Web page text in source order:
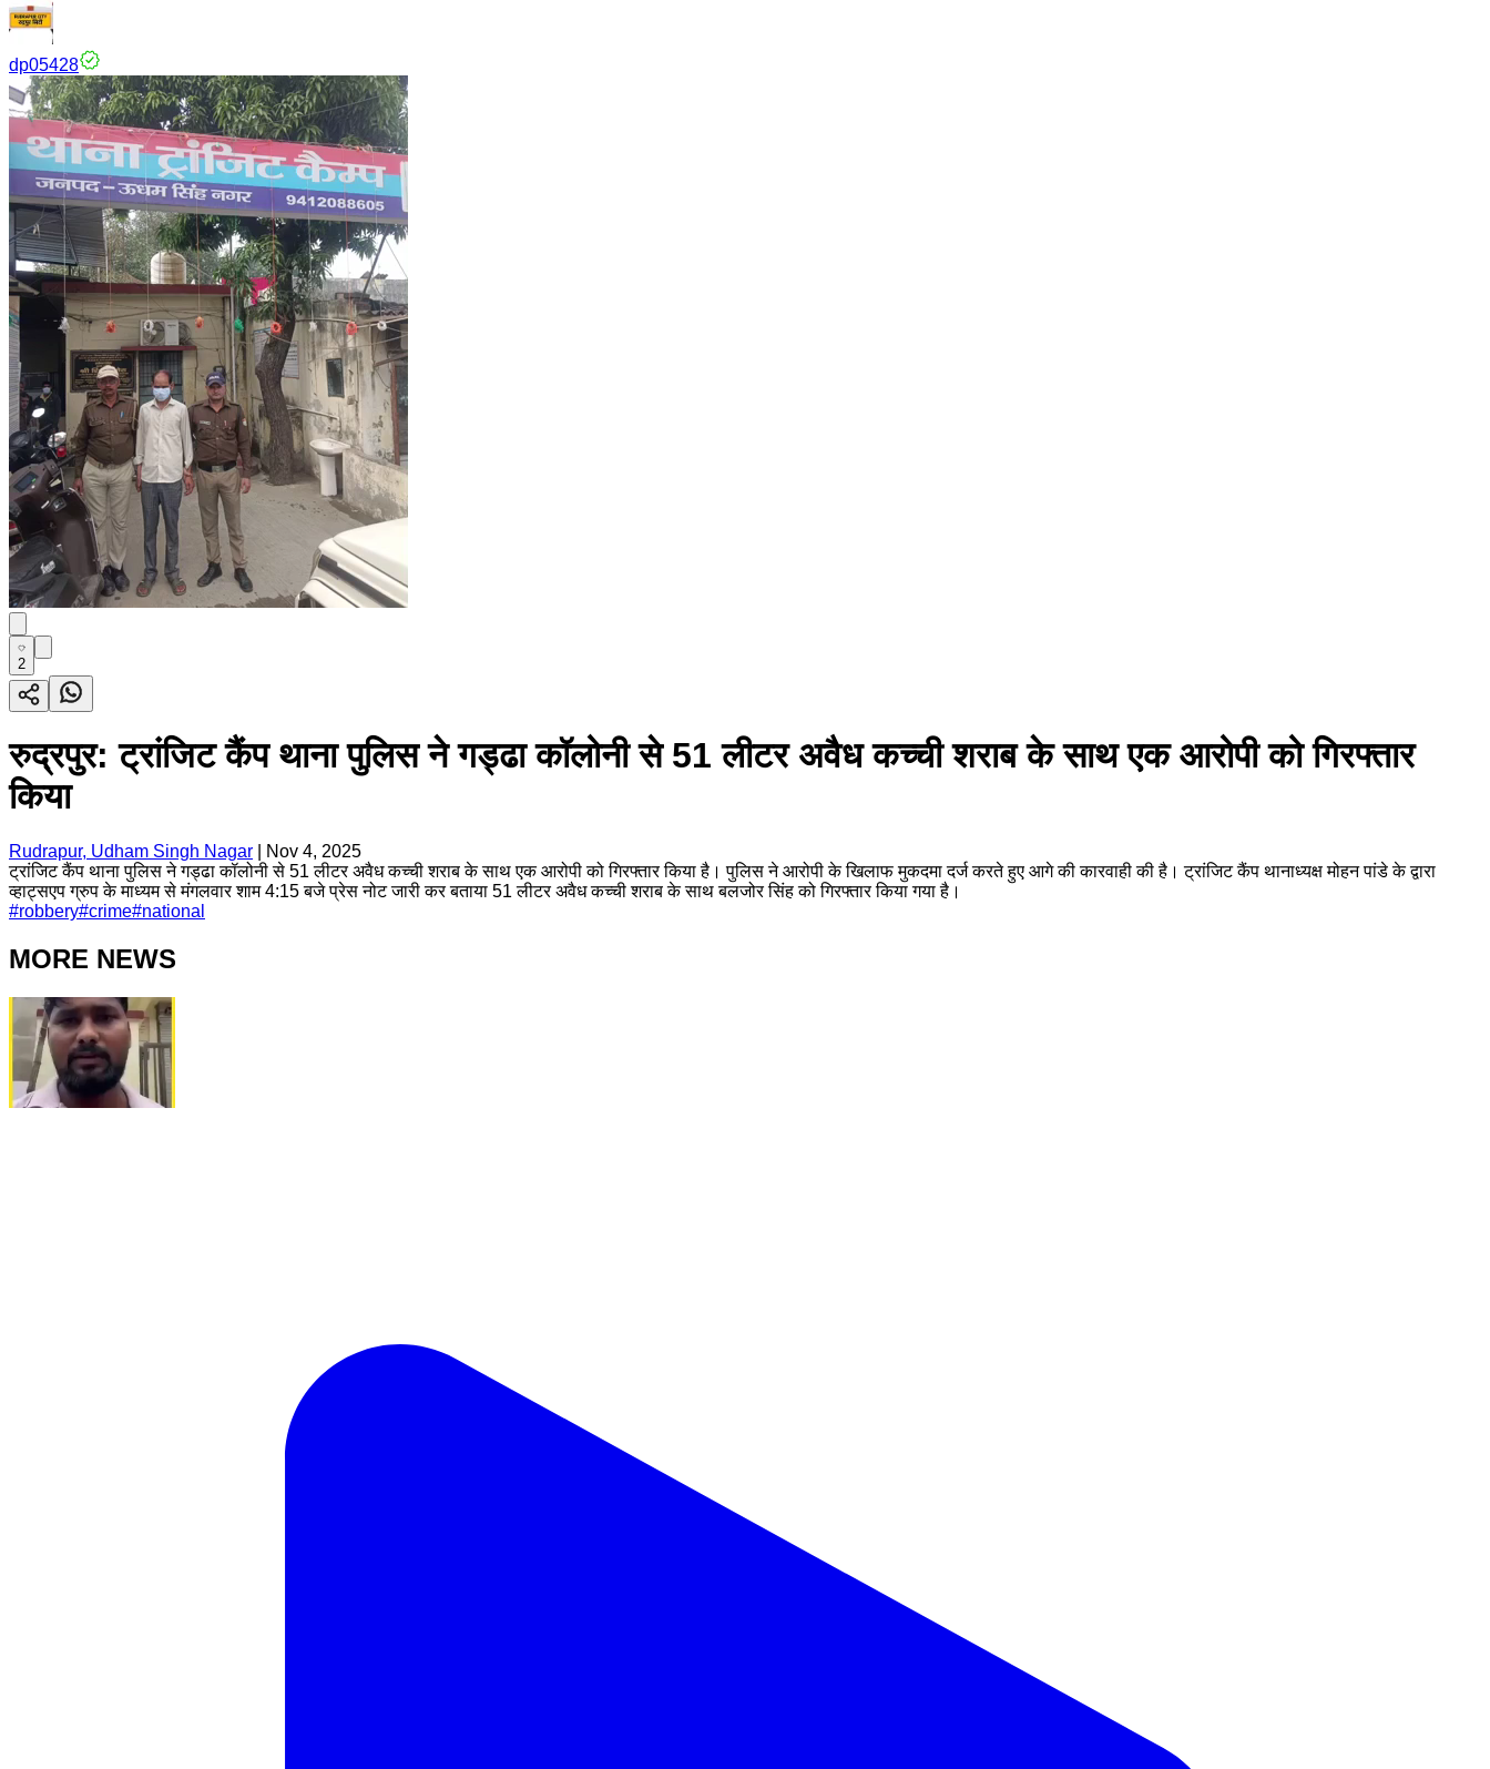
dp05428
2
रुद्रपुर: ट्रांजिट कैंप थाना पुलिस ने गड्ढा कॉलोनी से 51 लीटर अवैध कच्ची शराब के साथ एक आरोपी को गिरफ्तार
किया
Rudrapur, Udham Singh Nagar
Nov 4, 2025
ट्रांजिट कैंप थाना पुलिस ने गड्ढा कॉलोनी से 51 लीटर अवैध कच्ची शराब के साथ एक आरोपी को गिरफ्तार किया है। पुलिस ने आरोपी के खिलाफ मुकदमा दर्ज करते हुए आगे की कारवाही की है। ट्रांजिट कैंप थानाध्यक्ष मोहन पांडे के द्वारा
व्हाट्सएप ग्रुप के माध्यम से मंगलवार शाम 4:15 बजे प्रेस नोट जारी कर बताया 51 लीटर अवैध कच्ची शराब के साथ बलजोर सिंह को गिरफ्तार किया गया है।
#robbery#crime#national
MORE NEWS